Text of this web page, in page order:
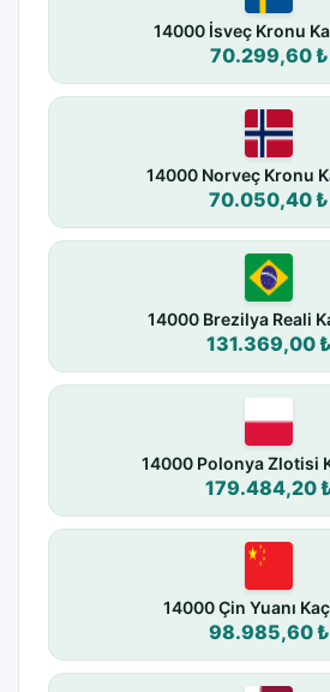
14000 İsveç Kronu
70.299,60 ₺
14000 Norveç Kronu
70.050,40 ₺
14000 Brezilya Reali
131.369,00 ₺
14000 Polonya Zlotisi
179.484,20
14000 Çin Yuanı
98.985,60 ₺